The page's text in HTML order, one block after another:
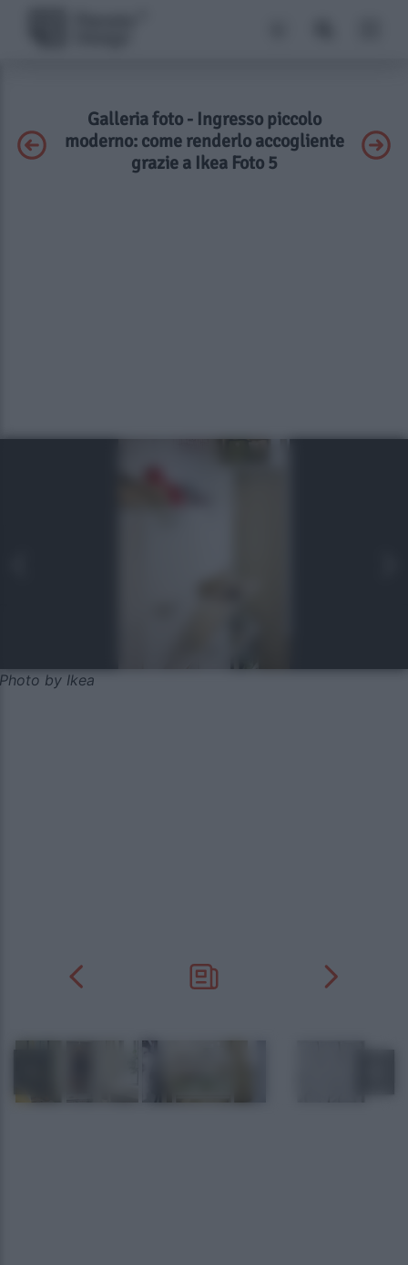
Galleria foto - Ingresso piccolo
moderno: come renderlo accogliente
grazie a Ikea Foto 5
Photo by Ikea